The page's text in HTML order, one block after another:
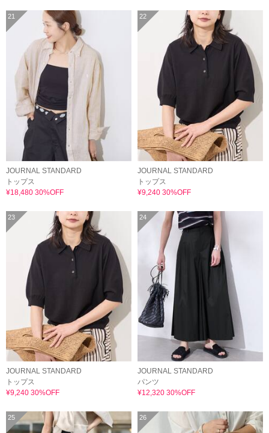
21
JOURNAL STANDARD
トップス
¥18,480 30%OFF
22
JOURNAL STANDARD
トップス
¥9,240 30%OFF
23
JOURNAL STANDARD
トップス
¥9,240 30%OFF
24
JOURNAL STANDARD
パンツ
¥12,320 30%OFF
25 26